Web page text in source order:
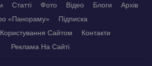
Статті Фото Відео Блоги
Архів
«Панораму»
Підписка
Сайтом
Контакти
Реклама На Сайті